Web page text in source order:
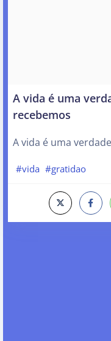
A vida é uma
recebemos
A vida é uma
#vida #gratidao